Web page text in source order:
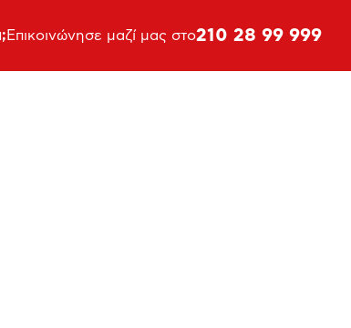
Επικοινώνησε μαζί μας στο210 28 99 999